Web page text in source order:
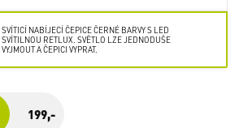
SVÍTICÍ NABÍJECÍ ČEPICE ČERNÉ BARVY S LED
SVÍTILNOU RETLUX. SVĚTLO LZE JEDNODUŠE
VYJMOUT A ČEPICI VYPRAT.
199,-